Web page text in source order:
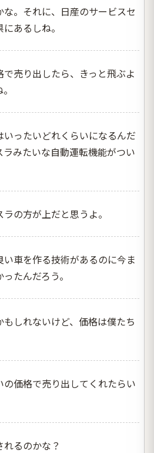
。それに、日産のサービスセ
あるしね。
売り出したら、きっと飛ぶよ
ったいどれくらいになるんだ
みたいな自動運転機能がつい
の方が上だと思うよ。
い車を作る技術があるのに今ま
たんだろう。
しれないけど、価格は僕たち
価格で売り出してくれたらい
るのかな？